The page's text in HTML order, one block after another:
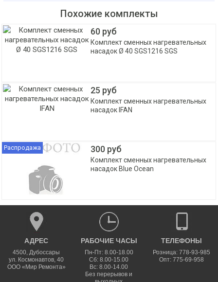
Похожие комплекты
60 руб
Комплект сменных нагревательных
насадок Ø 40 SGS1216 SGS
25 руб
Комплект сменных нагревательных
насадок IFAN
Распродажа 300 руб
Комплект сменных нагревательных
насадок Blue Ocean
АДРЕС
4500,Дубоссары
ул. Космонавтов, 40
ООО «Мир Ремонта»
РАБОЧИЕ ЧАСЫ
Пн-Пт: 8.00-18.00
Сб: 8.00-15.00
Вс: 8.00-14.00
Без перерывов и
ТЕЛЕФОНЫ
Розница: 778-93-985
Опт: 775-69-958